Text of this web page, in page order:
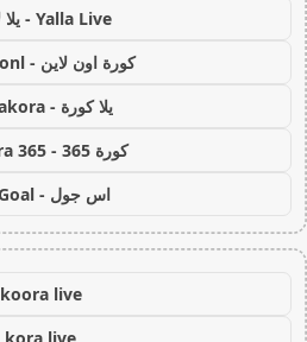
Yalla Live - يلا لايف
كورة اون لاين - koora onl
يلا كورة - yallakora
كورة 365 - kooora 365
اس جول - AS Goal
koora live